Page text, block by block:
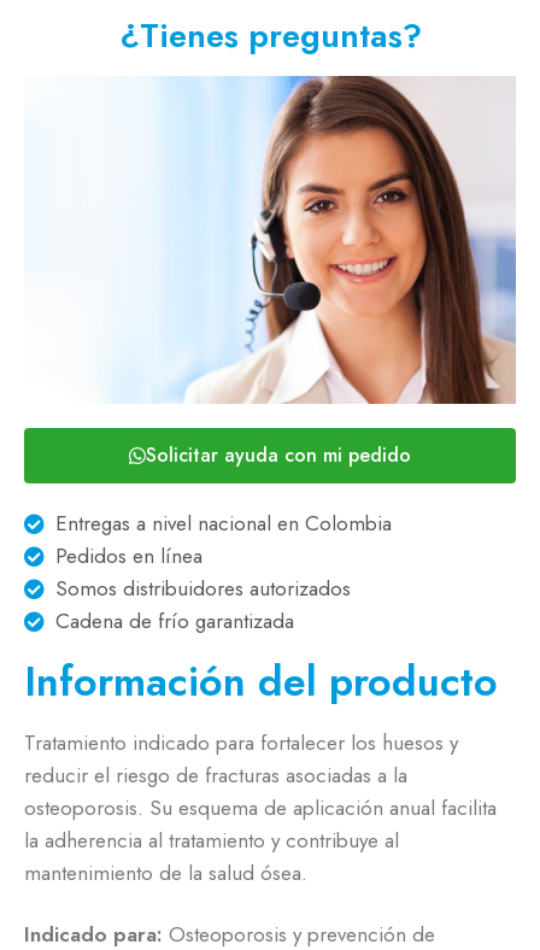
¿Tienes preguntas?
Solicitar ayuda con mi pedido
Entregas a nivel nacional en Colombia
Pedidos en línea
Somos distribuidores autorizados
Cadena de frío garantizada
Información del producto
Tratamiento indicado para fortalecer los huesos y
reducir el riesgo de fracturas asociadas a la
osteoporosis. Su esquema de aplicación anual facilita
la adherencia al tratamiento y contribuye al
mantenimiento de la salud ósea.
Indicado para: Osteoporosis y prevención de